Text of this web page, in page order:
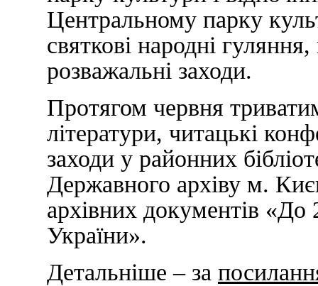
Центральному парку
святкові народні
розважальні заходи.
Протягом червня
літератури, читацькі
заходи у районних
Державного архіву м.
архівних документів «До
України».
Детальніше – за